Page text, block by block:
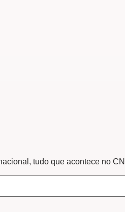
tudo que acontece no